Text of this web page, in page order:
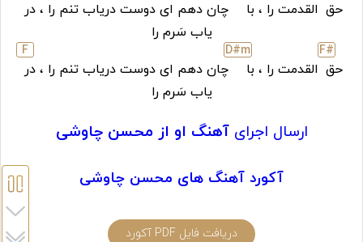
حق القدمت را ، با چان دهم ای دوست دریاب تنم را ، در
یاب سَرم را
حق
F#
القدمت را ، با
D#m
چان دهم ای دوست دریاب تنم را ، در
F
یاب سَرم را
ارسال اجرایآهنگ او از محسن چاوشی
آکورد آهنگ های محسن چاوشی
دریافت فایل PDF آکورد